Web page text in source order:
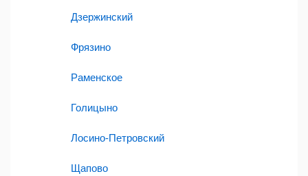
Дзержинский
Фрязино
Раменское
Голицыно
Лосино-Петровский
Щапово